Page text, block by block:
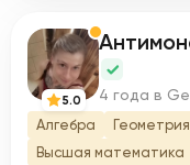
А
5.0 4 года в
Алгебра Геометрия
Высшая математика